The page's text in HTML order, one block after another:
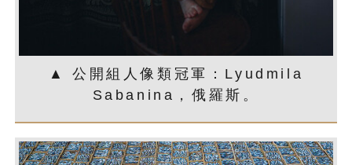
▲ 公開組人像類冠軍：Lyudmila
Sabanina，俄羅斯。